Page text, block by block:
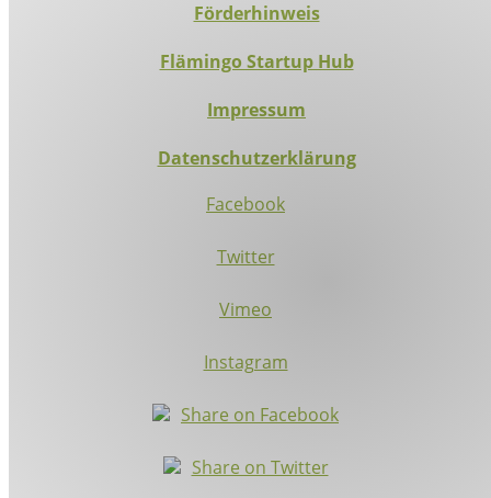
Förderhinweis
Flämingo Startup Hub
Impressum
Datenschutzerklärung
Facebook
Twitter
Vimeo
Instagram
Share on Facebook
Share on Twitter